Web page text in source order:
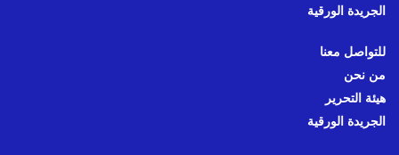
الجريدة الورقية
للتواصل معنا
من نحن
هيئة التحرير
الجريدة الورقية